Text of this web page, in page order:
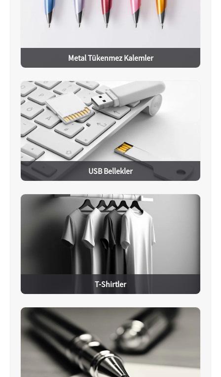
Metal Tükenmez Kalemler
USB Bellekler
T-Shirtler